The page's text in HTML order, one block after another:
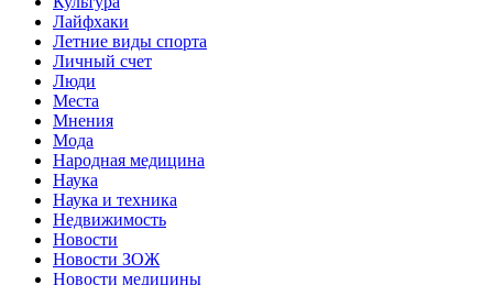
Лайфхаки
Летние виды спорта
Личный счет
Люди
Места
Мнения
Мода
Народная медицина
Наука
Наука и техника
Недвижимость
Новости
Новости ЗОЖ
Новости медицины